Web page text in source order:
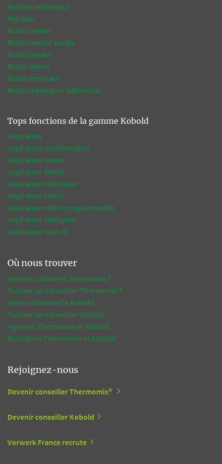
Batteur mélangeur
Mijoteur
Robot mixeur
Robot mixeur soupe
Robot peseur
Robot pétrin
Robot éminceur
Robot mélangeur pâtisserie
Tops fonctions de la gamme Kobold
Aspirateur
Aspirateur multifonction
Aspirateur laveur
Aspirateur textile
Aspirateur silencieux
Aspirateur robot
Aspirateur robot programmable
Aspirateur nettoyeur
Aspirateur sans fil
Où nous trouver
Ateliers culinaires Thermomix®
Trouver un conseiller Thermomix®
Atelier découverte Kobold
Trouver un conseiller Kobold
Agences Thermomix et Kobold
Boutiques Thermomix et Kobold
Rejoignez-nous
Devenir conseiller Thermomix®
Devenir conseiller Kobold
Vorwerk France recrute